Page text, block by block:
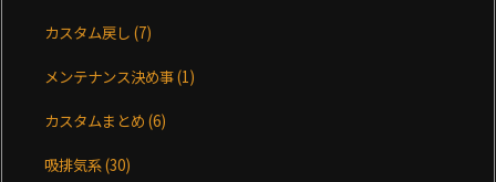
カスタム戻し(7)
メンテナンス決め事(1)
カスタムまとめ(6)
吸排気系(30)